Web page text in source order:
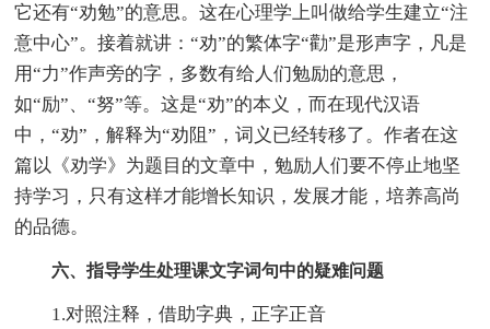
它还有“劝勉”的意思。这在心理学上叫做给学生建立“注
意中心”。接着就讲：“劝”的繁体字“勸”是形声字，凡是
用“力”作声旁的字，多数有给人们勉励的意思，
如“励”、“努”等。这是“劝”的本义，而在现代汉语
中，“劝”，解释为“劝阻”，词义已经转移了。作者在这
篇以《劝学》为题目的文章中，勉励人们要不停止地坚
持学习，只有这样才能增长知识，发展才能，培养高尚
的品德。
六、指导学生处理课文字词句中的疑难问题
1.对照注释，借助字典，正字正音